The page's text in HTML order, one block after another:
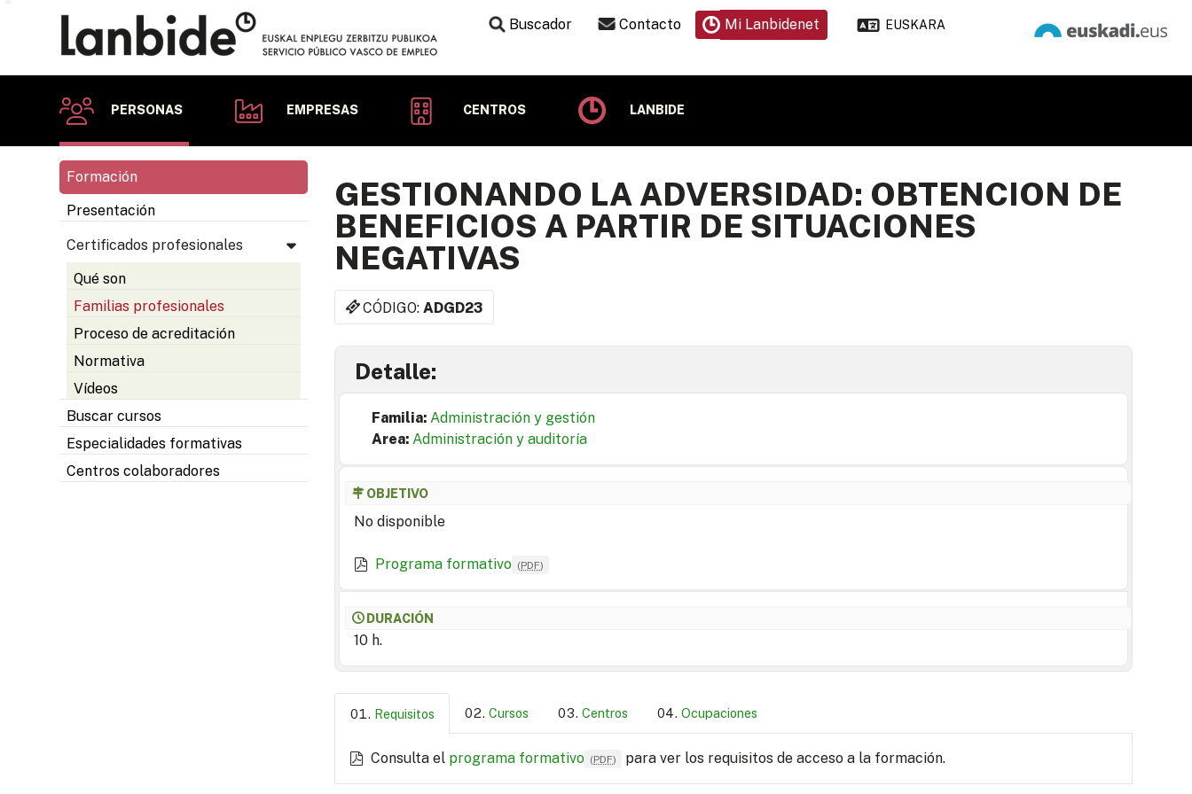
Buscador Contacto Mi Lanbidenet EUSKARA
PERSONAS EMPRESAS CENTROS LANBIDE
Formación
Presentación
Certificados profesionales
Qué son
Familias profesionales
Proceso de acreditación
Normativa
Vídeos
Buscar cursos
Especialidades formativas
Centros colaboradores
GESTIONANDO LA ADVERSIDAD: OBTENCION DE
BENEFICIOS A PARTIR DE SITUACIONES
NEGATIVAS
CÓDIGO:ADGD23
Detalle:
Familia: Administración y gestión
Area: Administración y auditoría
OBJETIVO
No disponible
Programa formativo (PDF)
DURACIÓN
10 h.
Requisitos Cursos Centros Ocupaciones
Consulta el programa formativo (PDF) para ver los requisitos de acceso a la formación.